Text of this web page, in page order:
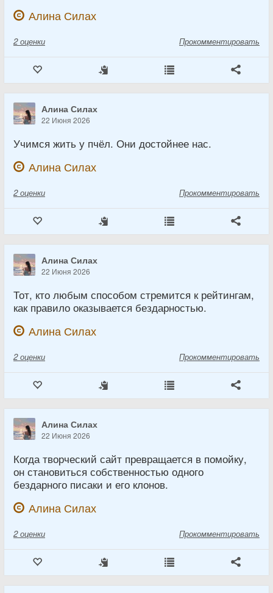
Алина Силах
2 оценки Прокомментировать
Алина Силах
22 Июня 2026
Учимся жить у пчёл. Они достойнее нас.
Алина Силах
2 оценки Прокомментировать
Алина Силах
22 Июня 2026
Тот, кто любым способом стремится к рейтингам,
как правило оказывается бездарностью.
Алина Силах
2 оценки Прокомментировать
Алина Силах
22 Июня 2026
Когда творческий сайт превращается в помойку,
он становиться собственностью одного
бездарного писаки и его клонов.
Алина Силах
2 оценки Прокомментировать